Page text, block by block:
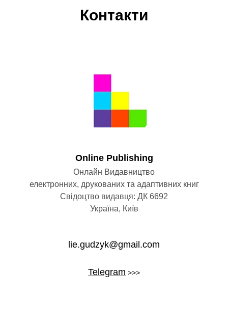
Контакти
Оnline Publishing
Онлайн Видавництво
електронних, друкованих та адаптивних книг
Свідоцтво видавця: ДК 6692
Україна, Київ
lie.gudzyk@gmail.com
Telegram >>>